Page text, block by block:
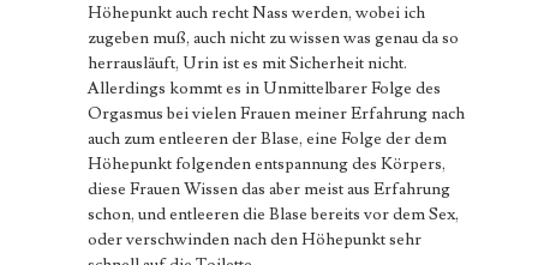
Höhepunkt auch recht Nass werden, wobei ich
zugeben muß, auch nicht zu wissen was genau da so
herrausläuft, Urin ist es mit Sicherheit nicht.
Allerdings kommt es in Unmittelbarer Folge des
Orgasmus bei vielen Frauen meiner Erfahrung nach
auch zum entleeren der Blase, eine Folge der dem
Höhepunkt folgenden entspannung des Körpers,
diese Frauen Wissen das aber meist aus Erfahrung
schon, und entleeren die Blase bereits vor dem Sex,
oder verschwinden nach den Höhepunkt sehr